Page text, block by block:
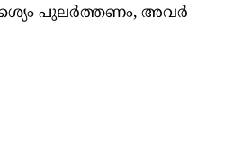
പുലര്‍ത്തണം, അവര്‍